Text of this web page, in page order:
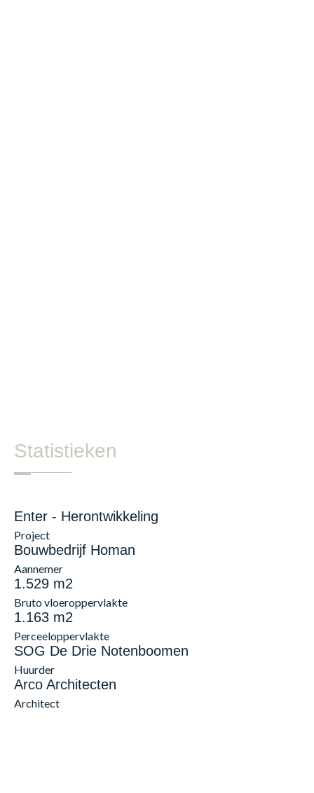
Statistieken
Enter - Herontwikkeling
Project
Bouwbedrijf Homan
Aannemer
1.529 m2
Bruto vloeroppervlakte
1.163 m2
Perceeloppervlakte
SOG De Drie Notenboomen
Huurder
Arco Architecten
Architect